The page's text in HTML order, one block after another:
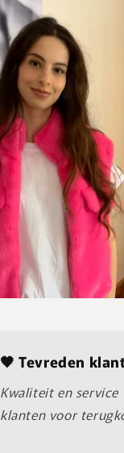
🖤 Tevreden
Kwaliteit en service
klanten voor